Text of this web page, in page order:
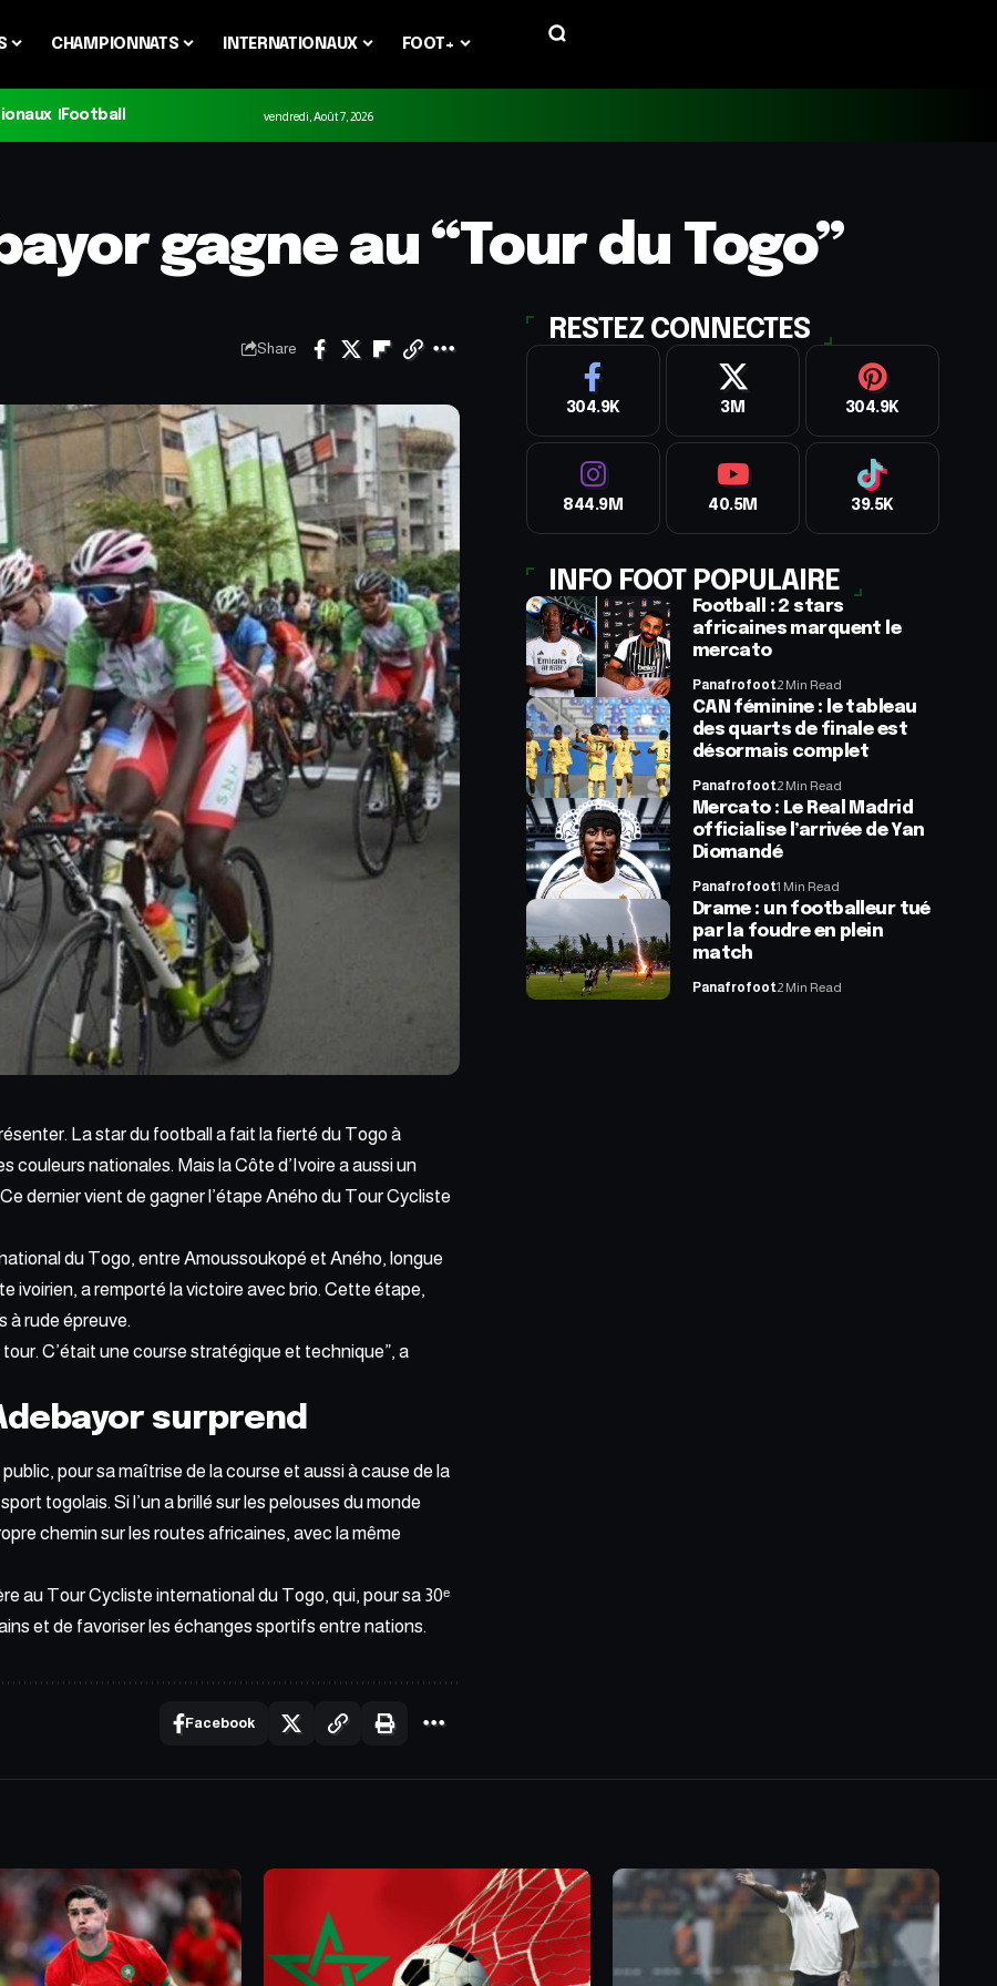
CHAMPIONNATS INTERNATIONAUX FOOT+
Football vendredi, Août 7, 2026
gagne au “Tour du Togo”
Share
La star du football a fait la fierté du Togo à
couleurs nationales. Mais la Côte d’Ivoire a aussi un
dernier vient de gagner l’étape Aného du Tour Cycliste
du Togo, entre Amoussoukopé et Aného, longue
ivoirien, a remporté la victoire avec brio. Cette étape,
à rude épreuve.
C’était une course stratégique et technique”, a
surprend
pour sa maîtrise de la course et aussi à cause de la
togolais. Si l’un a brillé sur les pelouses du monde
chemin sur les routes africaines, avec la même
au Tour Cycliste international du Togo, qui, pour sa 30ᵉ
et de favoriser les échanges sportifs entre nations.
Facebook
RESTEZ CONNECTES
304.9K 3M 304.9K
844.9M 40.5M 39.5K
INFO FOOT POPULAIRE
Football : 2 stars
africaines marquent le
mercato
Panafrofoot2 Min Read
CAN féminine : le tableau
des quarts de finale est
désormais complet
Panafrofoot2 Min Read
Mercato : Le Real Madrid
officialise l’arrivée de Yan
Diomandé
Panafrofoot1 Min Read
Drame : un footballeur tué
par la foudre en plein
match
Panafrofoot2 Min Read